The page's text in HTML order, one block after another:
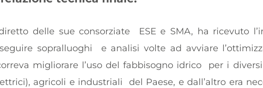
delle sue consorziate ESE e SMA, ha ricevuto
sopralluoghi e analisi volte ad avviare
migliorare l’uso del fabbisogno idrico per i
agricoli e industriali del Paese, e dall’altro era